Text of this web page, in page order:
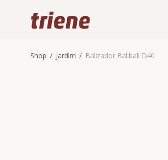
Shop / Jardim / Balizador Baliball D40